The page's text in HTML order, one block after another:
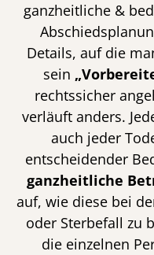
ganzheitliche &
Details, auf die
sein
rechtssicher
verläuft anders.
auch jeder
entscheidender
ganzheitliche
auf, wie diese bei
oder Sterbefall zu
die einzelnen